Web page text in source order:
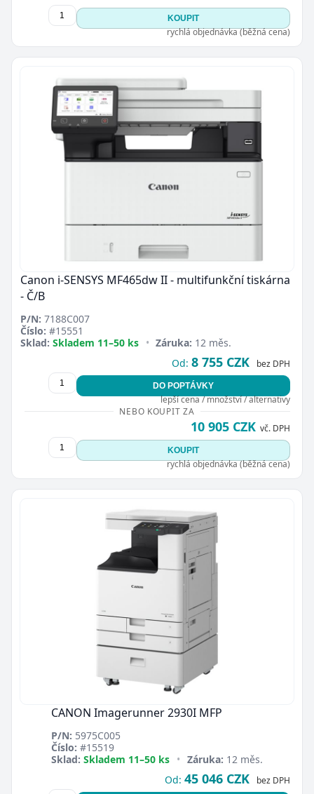
KOUPIT
rychlá objednávka (běžná cena)
Canon i-SENSYS MF465dw II - multifunkční tiskárna
- Č/B
P/N: 7188C007
Číslo: #15551
Sklad: Skladem 11–50 ks • Záruka: 12 měs.
Od: 8 755 CZK bez DPH
DO POPTÁVKY
lepší cena / množství / alternativy
NEBO KOUPIT ZA
10 905 CZK vč. DPH
KOUPIT
rychlá objednávka (běžná cena)
CANON Imagerunner 2930I MFP
P/N: 5975C005
Číslo: #15519
Sklad: Skladem 11–50 ks • Záruka: 12 měs.
Od: 45 046 CZK bez DPH